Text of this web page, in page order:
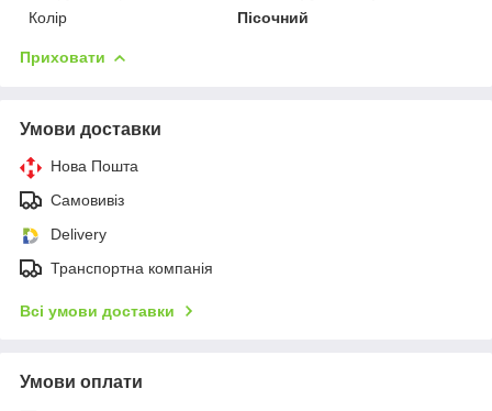
Колір
Пісочний
Приховати
Умови доставки
Нова Пошта
Самовивіз
Delivery
Транспортна компанія
Всі умови доставки
Умови оплати